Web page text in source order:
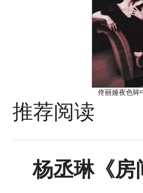
佟丽娅夜色眸
推荐阅读
杨丞琳《房